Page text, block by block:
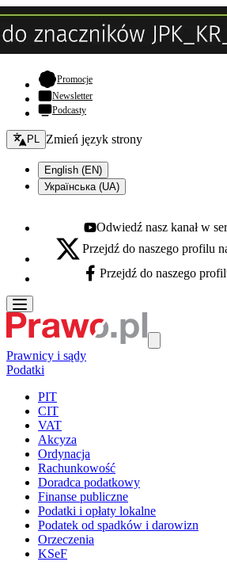
Promocje- otwiera się w nowej karcie
Newsletter
Podcasty
Zmień język - bieżący:
PL Zmień język strony
English (EN)
Українська (UA)
Youtube - otwiera się w nowej karcie
Odwiedź nasz kanał w
X - otwiera się w nowej karcie
Przejdź do naszego profilu
Facebook - otwiera się w nowej karcie
Przejdź do naszego
Prawnicy i sądy
Podatki
PIT
CIT
VAT
Akcyza
Ordynacja
Rachunkowość
Doradca podatkowy
Finanse publiczne
Podatki i opłaty lokalne
Podatek od spadków i darowizn
Orzeczenia
KSeF